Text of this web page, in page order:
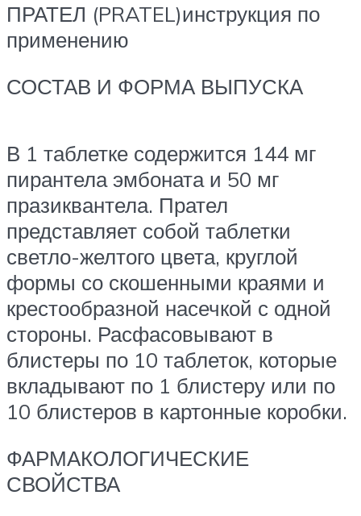
ПРАТЕЛ (PRATEL)инструкция по
применению
СОСТАВ И ФОРМА ВЫПУСКА
В 1 таблетке содержится 144 мг
пирантела эмбоната и 50 мг
празиквантела. Прател
представляет собой таблетки
светло-желтого цвета, круглой
формы со скошенными краями и
крестообразной насечкой с одной
стороны. Расфасовывают в
блистеры по 10 таблеток, которые
вкладывают по 1 блистеру или по
10 блистеров в картонные коробки.
ФАРМАКОЛОГИЧЕСКИЕ
СВОЙСТВА